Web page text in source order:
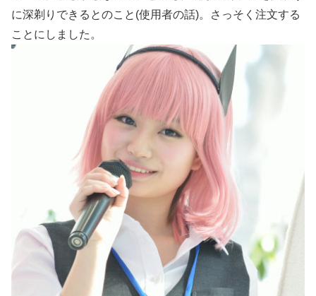
に深剃りできるとのこと(使用者の話)。さっそく注文する
ことにしました。